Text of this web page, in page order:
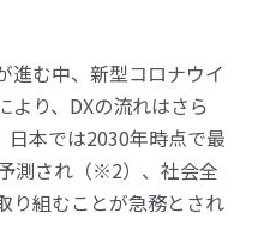
進む中、新型コロナウイ
より、DXの流れはさら
日本では2030年時点で最
測され（※2）、社会全
り組むことが急務とされ